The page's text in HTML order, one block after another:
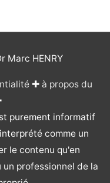
Marc HENRY
✚ à propos du
purement informatif
comme un
le contenu qu'en
professionnel de la